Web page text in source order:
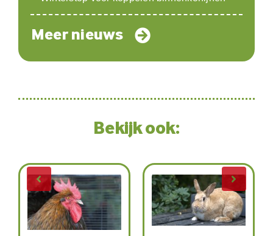
Meer nieuws
Bekijk ook: